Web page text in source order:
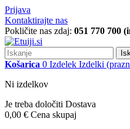
Prijava
Kontaktirajte nas
Pokličite nas zdaj: 051 770 700
Košarica 0 Izdelek Izdelki
Ni izdelkov
Je treba določiti Dostava
0,00 € Cena skupaj